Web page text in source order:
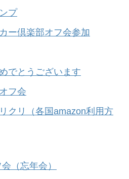
プ
ー倶楽部オフ会参加
でとうございます
フ会
クリ（各国amazon利用方
（忘年会）